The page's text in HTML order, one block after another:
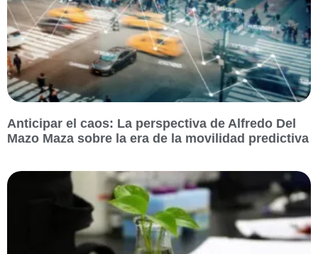
Anticipar el caos: La perspectiva de Alfredo Del
Mazo Maza sobre la era de la movilidad predictiva